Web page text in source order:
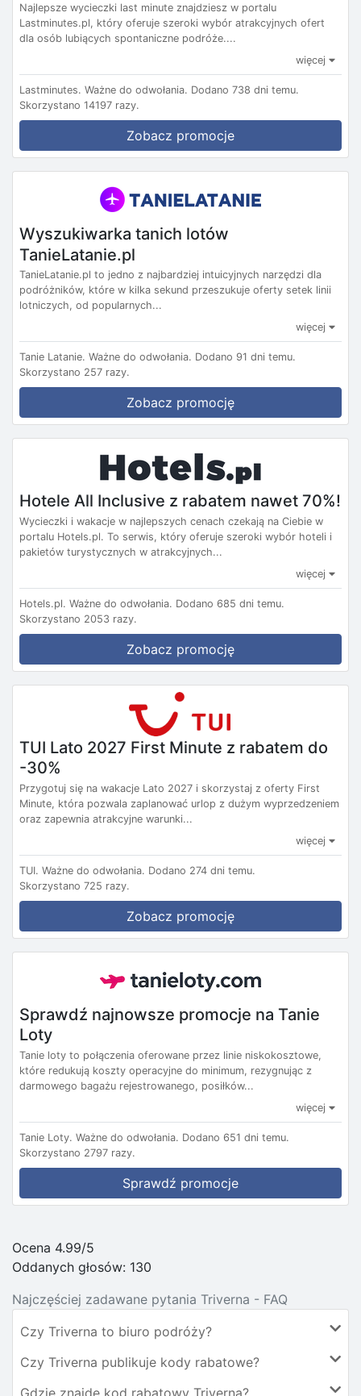
Najlepsze wycieczki last minute znajdziesz w portalu
Lastminutes.pl, który oferuje szeroki wybór atrakcyjnych ofert
dla osób lubiących spontaniczne podróże....
więcej
Lastminutes. Ważne do odwołania. Dodano 738 dni temu.
Skorzystano 14197 razy.
Zobacz promocje
Wyszukiwarka tanich lotów
TanieLatanie.pl
TanieLatanie.pl to jedno z najbardziej intuicyjnych narzędzi dla
podróżników, które w kilka sekund przeszukuje oferty setek linii
lotniczych, od popularnych...
więcej
Tanie Latanie. Ważne do odwołania. Dodano 91 dni temu.
Skorzystano 257 razy.
Zobacz promocję
Hotele All Inclusive z rabatem nawet 70%!
Wycieczki i wakacje w najlepszych cenach czekają na Ciebie w
portalu Hotels.pl. To serwis, który oferuje szeroki wybór hoteli i
pakietów turystycznych w atrakcyjnych...
więcej
Hotels.pl. Ważne do odwołania. Dodano 685 dni temu.
Skorzystano 2053 razy.
Zobacz promocję
TUI Lato 2027 First Minute z rabatem do
-30%
Przygotuj się na wakacje Lato 2027 i skorzystaj z oferty First
Minute, która pozwala zaplanować urlop z dużym wyprzedzeniem
oraz zapewnia atrakcyjne warunki...
więcej
TUI. Ważne do odwołania. Dodano 274 dni temu.
Skorzystano 725 razy.
Zobacz promocję
Sprawdź najnowsze promocje na Tanie
Loty
Tanie loty to połączenia oferowane przez linie niskokosztowe,
które redukują koszty operacyjne do minimum, rezygnując z
darmowego bagażu rejestrowanego, posiłków...
więcej
Tanie Loty. Ważne do odwołania. Dodano 651 dni temu.
Skorzystano 2797 razy.
Sprawdź promocje
Ocena 4.99/5
Oddanych głosów: 130
Najczęściej zadawane pytania Triverna - FAQ
Czy Triverna to biuro podróży?
Czy Triverna publikuje kody rabatowe?